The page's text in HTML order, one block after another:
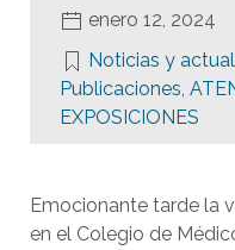
enero 12, 2024
Noticias y
Publicaciones,
EXPOSICIONES
Emocionante tarde la
en el Colegio de